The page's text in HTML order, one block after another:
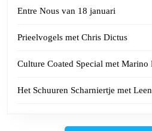
Entre Nous van 18 januari
Prieelvogels met Chris Dictus
Culture Coated Special met Marino
Het Schuuren Scharniertje met